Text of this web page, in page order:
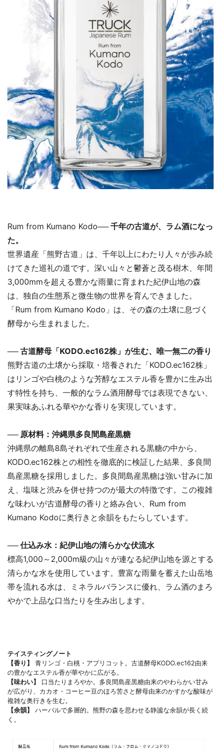
Rum from Kumano Kodo── 千年の古道が、ラム酒になっ
た。
世界遺産「熊野古道」は、千年以上にわたり人々が歩み続
けてきた巡礼の道です。深い山々と鬱蒼と茂る樹木、年間
3,000mmを超える豊かな雨量に育まれた紀伊山地の森
は、独自の生態系と微生物の世界を育んできました。
「Rum from Kumano Kodo」は、その森の土壌に息づく
酵母から生まれました。
── 古道酵母「KODO.ec162株」が生む、唯一無二の香り
熊野古道の土壌から採取・培養された「KODO.ec162株」
はリンゴや白桃のような芳醇なエステル香を豊かに生み出
す特性を持ち、一般的なラム酒用酵母では表現できない、
果実味あふれる華やかな香りを実現しています。
── 原材料：沖縄県多良間島産黒糖
沖縄県の離島8島それぞれで生産される黒糖の中から、
KODO.ec162株との相性を徹底的に検証した結果、多良間
島産黒糖を採用しました。多良間島産黒糖は強い甘みに加
え、塩味と渋みを併せ持つのが最大の特徴です。この複雑
な味わいが古道酵母の香りと絡み合い、Rum from
Kumano Kodoに奥行きと余韻をもたらしています。
── 仕込み水：紀伊山地の清らかな伏流水
標高1,000～2,000m級の山々が連なる紀伊山地を源とする
清らかな水を使用しています。豊富な雨量を蓄えた山岳地
帯を流れる水は、ミネラルバランスに優れ、ラム酒のまろ
やかで上品な口当たりを生み出します。
テイスティングノート
【香り】
青リンゴ・白桃・アプリコット。古道酵母KODO.ec162由来
の豊かなエステル香が華やかに広がる。
【味わい】
口当たりまろやか。多良間島産黒糖由来のやわらかい甘み
が広がり、カカオ・コーヒー豆のほろ苦さと酵母由来のかすかな酸味が
複雑な奥行きを生む。
【余韻】
ハーバルで多層的。熊野の森を思わせる静謐な余韻が長く続
く。